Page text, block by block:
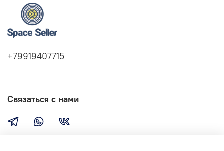
+79919407715
Связаться с нами